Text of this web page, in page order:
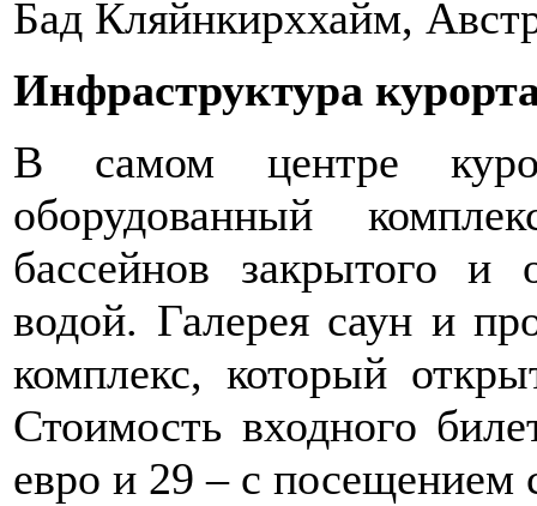
Бад Кляйнкирххайм,
Инфраструктура
В самом центре
оборудованный
бассейнов закрытого и
водой. Галерея саун и
комплекс, который
Стоимость входного
евро и 29 – с посещением